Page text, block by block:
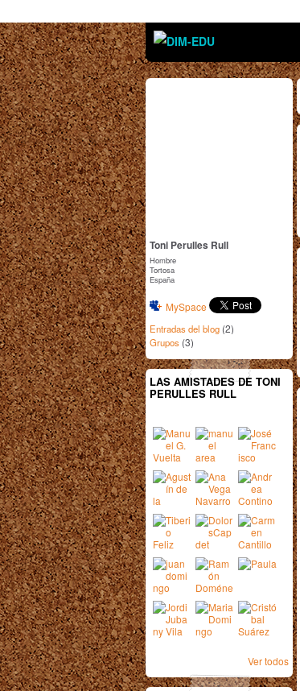
Toni Perulles Rull
Hombre
Tortosa
España
MySpace
Entradas del blog (2)
Grupos (3)
LAS AMISTADES DE TONI
PERULLES RULL
Ver todos